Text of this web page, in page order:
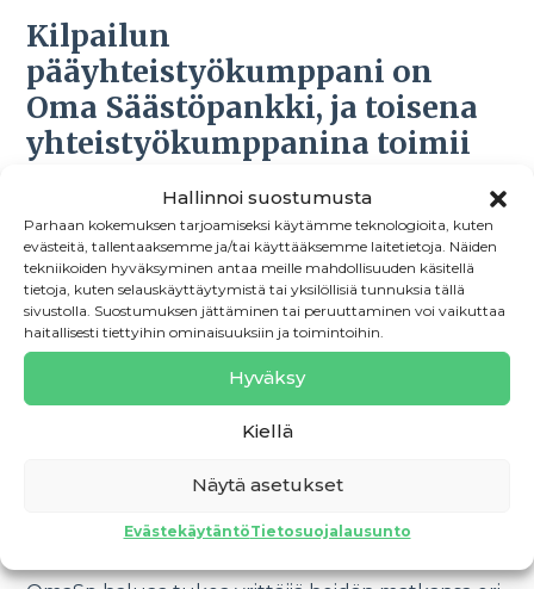
Hallinnoi suostumusta
Parhaan kokemuksen tarjoamiseksi käytämme teknologioita, kuten
evästeitä, tallentaaksemme ja/tai käyttääksemme laitetietoja. Näiden
tekniikoiden hyväksyminen antaa meille mahdollisuuden käsitellä
tietoja, kuten selauskäyttäytymistä tai yksilöllisiä tunnuksia tällä
sivustolla. Suostumuksen jättäminen tai peruuttaminen voi vaikuttaa
haitallisesti tiettyihin ominaisuuksiin ja toimintoihin.
Hyväksy
Kiellä
Näytä asetukset
EvästekäytäntöTietosuojalausunto
Kilpailun
pääyhteistyökumppani on
Oma Säästöpankki, ja toisena
yhteistyökumppanina toimii
OmaSpon suomalainen tyytyväisten asiakkaiden
pankki, jossa työskentelee 600 asiantuntijaa
palvellen valtakunnallisesti yli 200 000 henkilö- ja
yritysasiakasta. Ensiluokkainen asiakaskokemus ja
yrityksen kuin perheenkin raha-asiat saman tutun
suoralla puhelinnumerolla tai konttorissa paikan